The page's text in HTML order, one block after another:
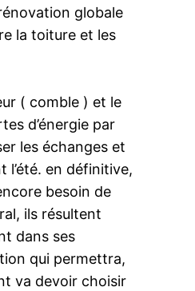
globale
la toiture et les
( comble ) et le
d’énergie par
les échanges et
l’été. en définitive,
besoin de
ils résultent
dans ses
qui permettra,
va devoir choisir